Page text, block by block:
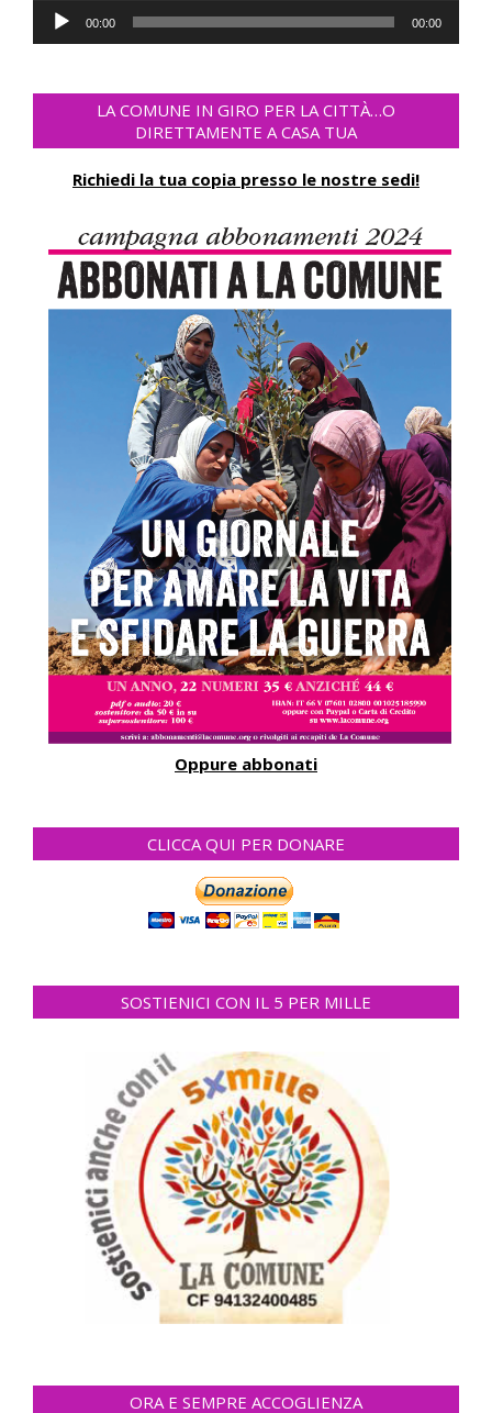
Audio-
Player
00:00 00:00
LA COMUNE IN GIRO PER LA CITTÀ…O
DIRETTAMENTE A CASA TUA
Richiedi la tua copia presso le nostre sedi!
Oppure abbonati
CLICCA QUI PER DONARE
SOSTIENICI CON IL 5 PER MILLE
ORA E SEMPRE ACCOGLIENZA